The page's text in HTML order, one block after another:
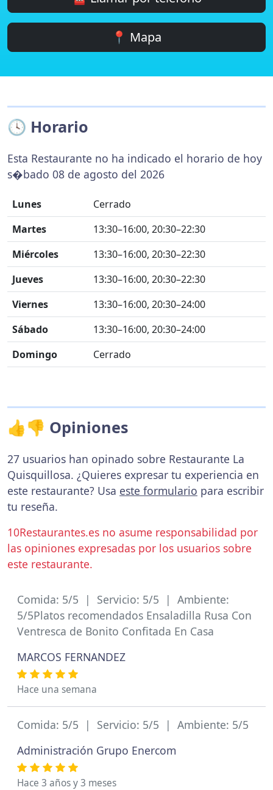
📍 Mapa
🕓 Horario
Esta Restaurante no ha indicado el horario de hoy
s�bado 08 de agosto del 2026
Lunes
Cerrado
Martes
13:30–16:00, 20:30–22:30
Miércoles
13:30–16:00, 20:30–22:30
Jueves
13:30–16:00, 20:30–22:30
Viernes
13:30–16:00, 20:30–24:00
Sábado
13:30–16:00, 20:30–24:00
Domingo
Cerrado
👍👎 Opiniones
27 usuarios han opinado sobre Restaurante La
Quisquillosa. ¿Quieres expresar tu experiencia en
este restaurante? Usa este formulario para escribir
tu reseña.
10Restaurantes.es no asume responsabilidad por
las opiniones expresadas por los usuarios sobre
este restaurante.
Comida: 5/5 | Servicio: 5/5 | Ambiente:
5/5Platos recomendados Ensaladilla Rusa Con
Ventresca de Bonito Confitada En Casa
MARCOS FERNANDEZ
Hace una semana
Comida: 5/5 | Servicio: 5/5 | Ambiente: 5/5
Administración Grupo Enercom
Hace 3 años y 3 meses